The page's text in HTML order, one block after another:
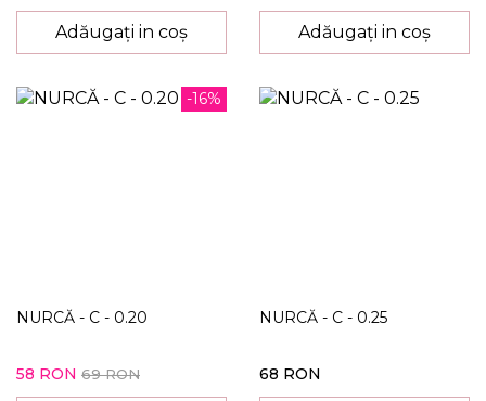
Adăugați in coș Adăugați in coș
-16%
NURCĂ - C - 0.20
58 RON 69 RON
NURCĂ - C - 0.25
68 RON